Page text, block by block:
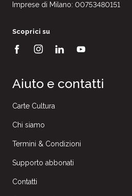
Imprese di Milano: 00753480151
Scoprici su
Aiuto e contatti
Carte Cultura
Chi siamo
Termini & Condizioni
Supporto abbonati
Contatti